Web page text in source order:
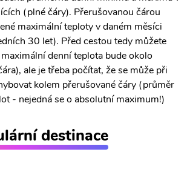
(plné čáry). Přerušovanou čárou
maximální teploty v daném měsíci
30 let). Před cestou tedy můžete
denní teplota bude okolo
ale je třeba počítat, že se může při
kolem přerušované čáry (průměr
- nejedná se o absolutní maximum!)
destinace